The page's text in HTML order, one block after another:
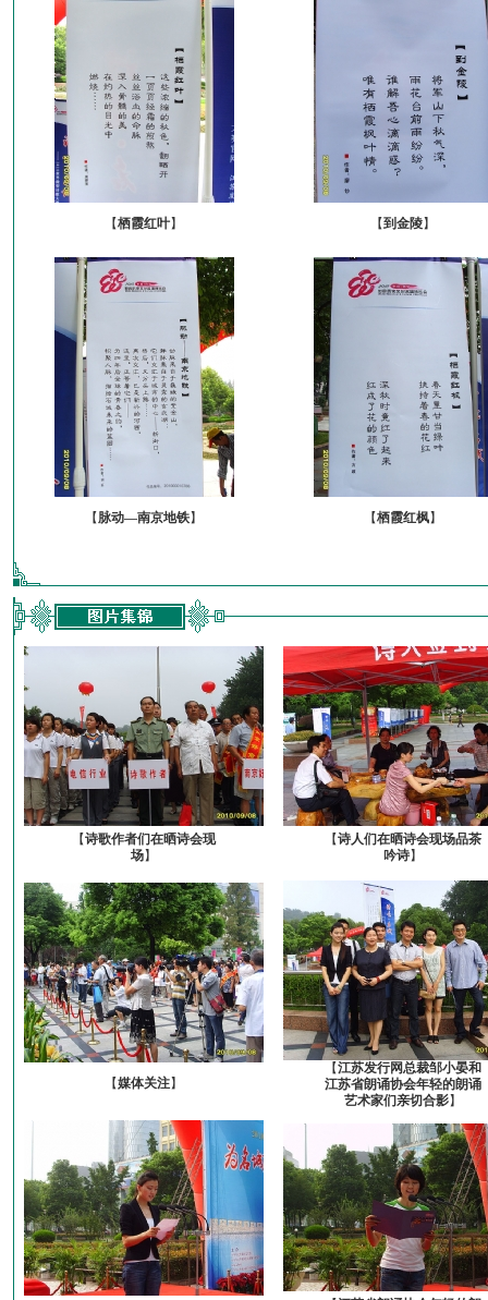
【栖霞红叶】 【到金陵】
【脉动—南京地铁】 【栖霞红枫】
【诗歌作者们在晒诗会现
场】
【诗人们在晒诗会现场品茶
吟诗】
【媒体关注】
【江苏发行网总裁邹小晏和
江苏省朗诵协会年轻的朗诵
艺术家们亲切合影】